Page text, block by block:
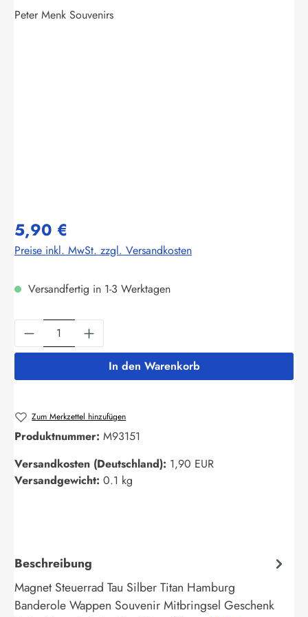
Peter Menk Souvenirs
5,90 €
Preise inkl. MwSt. zzgl. Versandkosten
Versandfertig in 1-3 Werktagen
Produkt Anzahl: Gib den gewünschten
In den Warenkorb
Zum Merkzettel hinzufügen
Produktnummer: M93151
Versandkosten (Deutschland): 1,90 EUR
Versandgewicht: 0.1 kg
Beschreibung
Magnet Steuerrad Tau Silber Titan Hamburg
Banderole Wappen Souvenir Mitbringsel Geschenk